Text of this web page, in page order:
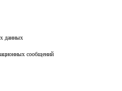
данных
сообщений